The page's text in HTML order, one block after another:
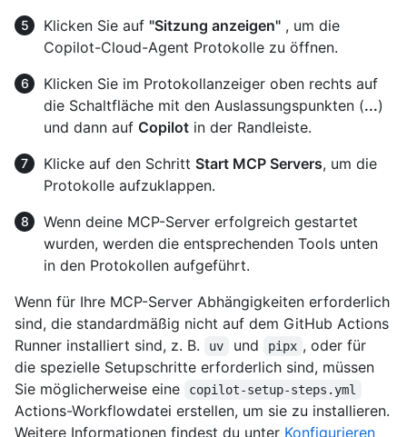
Klicken Sie auf "Sitzung anzeigen" , um die
Copilot-Cloud-Agent Protokolle zu öffnen.
Klicken Sie im Protokollanzeiger oben rechts auf
die Schaltfläche mit den Auslassungspunkten (...)
und dann auf Copilot in der Randleiste.
Klicke auf den Schritt Start MCP Servers, um die
Protokolle aufzuklappen.
Wenn deine MCP-Server erfolgreich gestartet
wurden, werden die entsprechenden Tools unten
in den Protokollen aufgeführt.
Wenn für Ihre MCP-Server Abhängigkeiten erforderlich
sind, die standardmäßig nicht auf dem GitHub Actions
Runner installiert sind, z. B.
uv und pipx , oder für
die spezielle Setupschritte erforderlich sind, müssen
Sie möglicherweise eine
copilot-setup-steps.yml
Actions-Workflowdatei erstellen, um sie zu installieren.
Weitere Informationen findest du unter Konfigurieren